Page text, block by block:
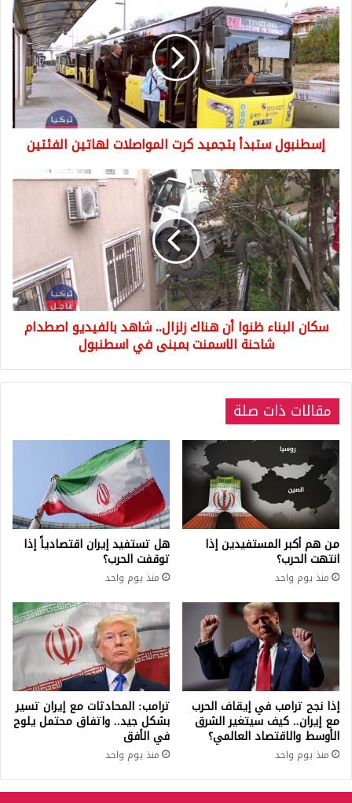
ستبدأ
بتجميد
كرت
المواصلات
لهاتين
الفئتين
إسطنبول ستبدأ بتجميد كرت المواصلات لهاتين الفئتين
سكان
البناء
ظنوا
أن
هناك
زلزال..
شاهد
بالفيديو
اصطدام
شاحنة
في
سكان البناء ظنوا أن هناك زلزال.. شاهد بالفيديو اصطدام
شاحنة الاسمنت بمبنى في اسطنبول
مقالات ذات صلة
من هم أكبر المستفيدين إذا
انتهت الحرب؟
منذ يوم واحد
هل تستفيد إيران اقتصادياً إذا
توقفت الحرب؟
منذ يوم واحد
إذا نجح ترامب في إيقاف الحرب
مع إيران.. كيف سيتغير الشرق
الأوسط والاقتصاد العالمي؟
منذ يوم واحد
ترامب: المحادثات مع إيران تسير
بشكل جيد.. واتفاق محتمل يلوح
في الأفق
منذ يوم واحد